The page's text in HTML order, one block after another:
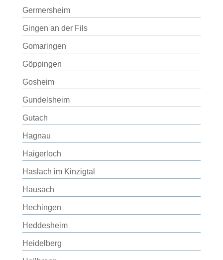
Germersheim
Gingen an der Fils
Gomaringen
Göppingen
Gosheim
Gundelsheim
Gutach
Hagnau
Haigerloch
Haslach im Kinzigtal
Hausach
Hechingen
Heddesheim
Heidelberg